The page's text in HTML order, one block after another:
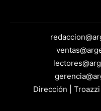
Dirección |